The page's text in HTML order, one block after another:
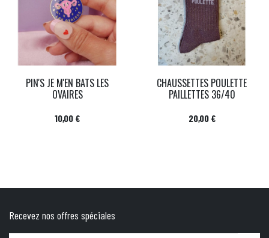
PIN'S JE M'EN BATS LES
OVAIRES
Prix
10,00 €
CHAUSSETTES POULETTE
PAILLETTES 36/40
Prix
20,00 €
Recevez nos offres spéciales